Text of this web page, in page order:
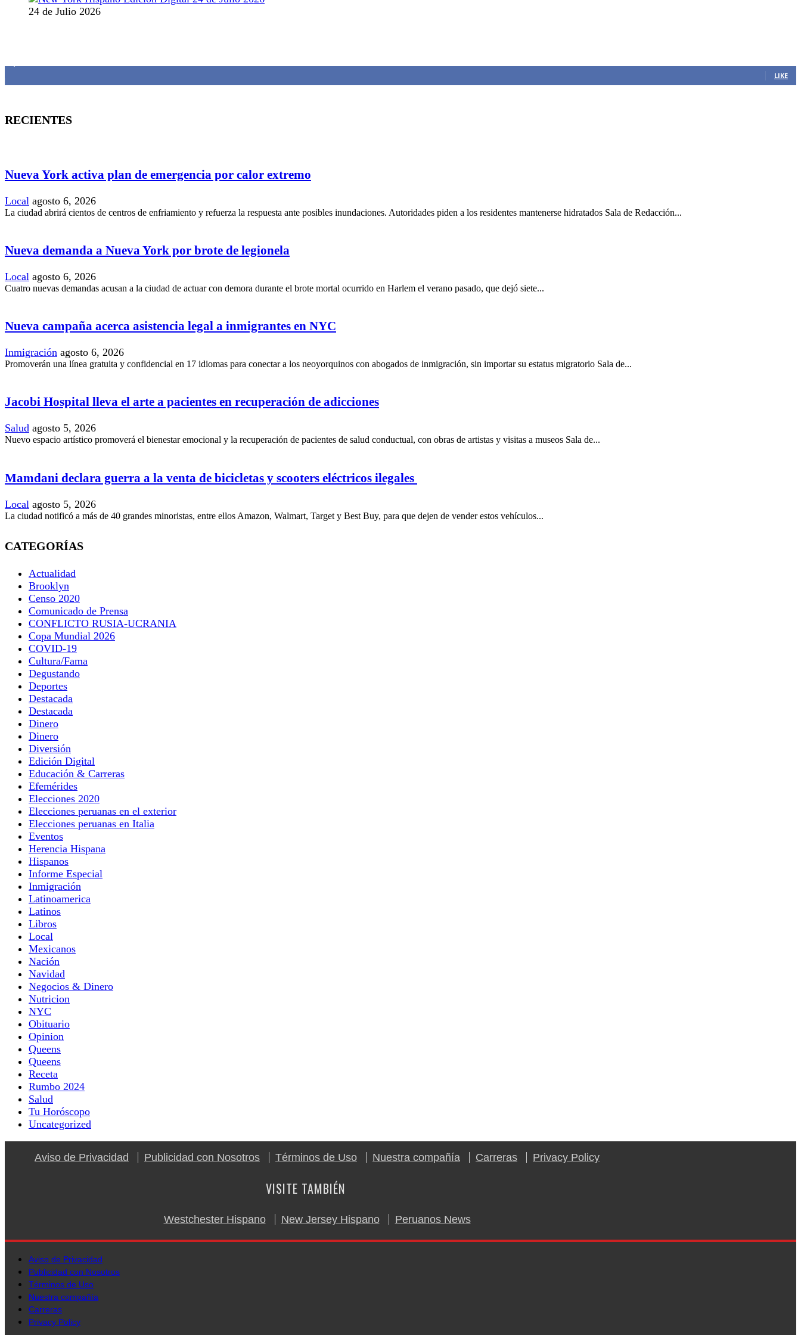
24 de Julio 2026
LIKE
RECIENTES
Nueva York activa plan de emergencia por calor extremo
Local agosto 6, 2026
La ciudad abrirá cientos de centros de enfriamiento y refuerza la respuesta ante posibles inundaciones. Autoridades piden a los residentes mantenerse hidratados Sala de Redacción...
Nueva demanda a Nueva York por brote de legionela
Local agosto 6, 2026
Cuatro nuevas demandas acusan a la ciudad de actuar con demora durante el brote mortal ocurrido en Harlem el verano pasado, que dejó siete...
Nueva campaña acerca asistencia legal a inmigrantes en NYC
Inmigración agosto 6, 2026
Promoverán una línea gratuita y confidencial en 17 idiomas para conectar a los neoyorquinos con abogados de inmigración, sin importar su estatus migratorio Sala de...
Jacobi Hospital lleva el arte a pacientes en recuperación de adicciones
Salud agosto 5, 2026
Nuevo espacio artístico promoverá el bienestar emocional y la recuperación de pacientes de salud conductual, con obras de artistas y visitas a museos Sala de...
Mamdani declara guerra a la venta de bicicletas y scooters eléctricos ilegales
Local agosto 5, 2026
La ciudad notificó a más de 40 grandes minoristas, entre ellos Amazon, Walmart, Target y Best Buy, para que dejen de vender estos vehículos...
CATEGORÍAS
Actualidad
Brooklyn
Censo 2020
Comunicado de Prensa
CONFLICTO RUSIA-UCRANIA
Copa Mundial 2026
COVID-19
Cultura/Fama
Degustando
Deportes
Destacada
Destacada
Dinero
Dinero
Diversión
Edición Digital
Educación & Carreras
Efemérides
Elecciones 2020
Elecciones peruanas en el exterior
Elecciones peruanas en Italia
Eventos
Herencia Hispana
Hispanos
Informe Especial
Inmigración
Latinoamerica
Latinos
Libros
Local
Mexicanos
Nación
Navidad
Negocios & Dinero
Nutricion
NYC
Obituario
Opinion
Queens
Queens
Receta
Rumbo 2024
Salud
Tu Horóscopo
Uncategorized
Aviso de Privacidad Publicidad con Nosotros Términos de Uso Nuestra compañía Carreras Privacy Policy
VISITE TAMBIÉN
Westchester Hispano New Jersey Hispano Peruanos News
Aviso de Privacidad
Publicidad con Nosotros
Términos de Uso
Nuestra compañía
Carreras
Privacy Policy